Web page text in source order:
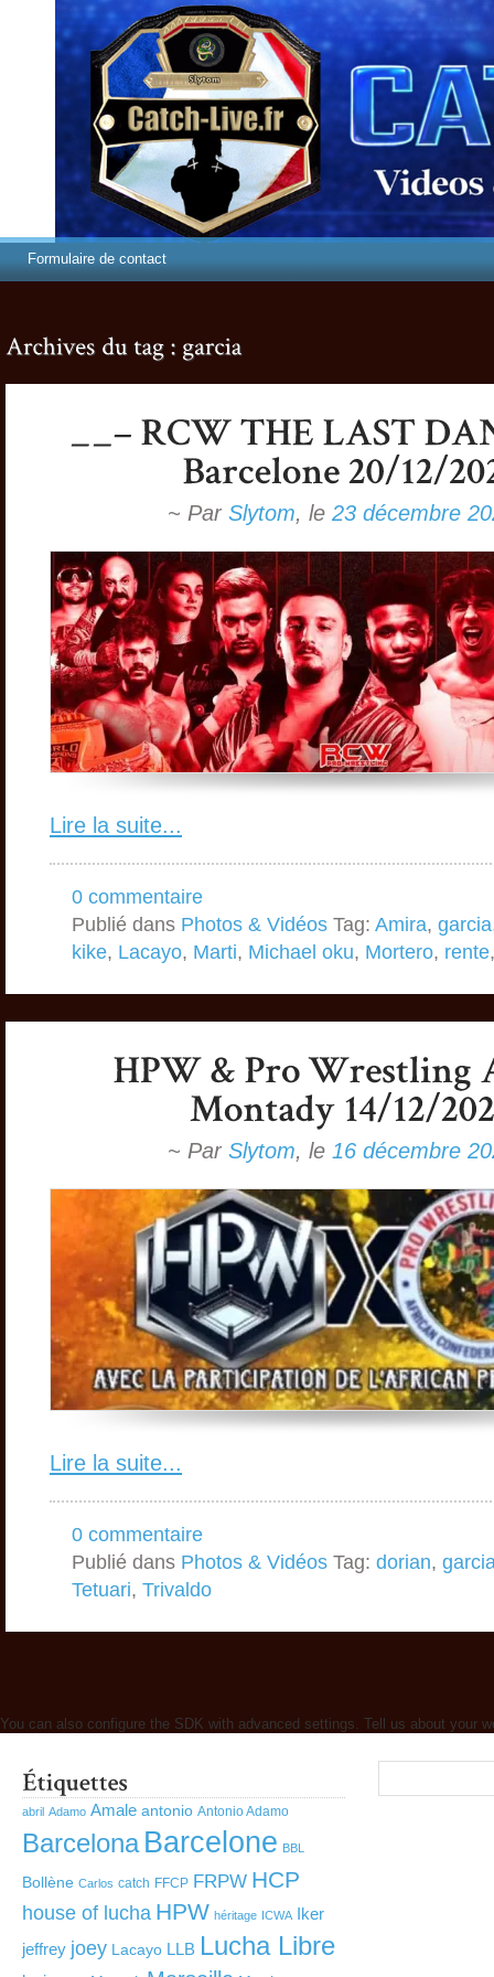
Formulaire de contact
~ Par Slytom, le 23 décembre
Lire la suite...
0 commentaire
Publié dans Photos & Vidéos Tag: Amira, garcia
kike, Lacayo, Marti, Michael oku, Mortero, rente
~ Par Slytom, le 16 décembre
Lire la suite...
0 commentaire
Publié dans Photos & Vidéos Tag: dorian,
Tetuari, Trivaldo
You can also configure the SDK with advanced settings. Tell us about your
abril Adamo Amale antonio Antonio Adamo
Barcelona Barcelone BBL
Bollène Carlos catch FFCP FRPW HCP
house of lucha HPW héritage ICWA Iker
jeffrey joey Lacayo LLB Lucha Libre